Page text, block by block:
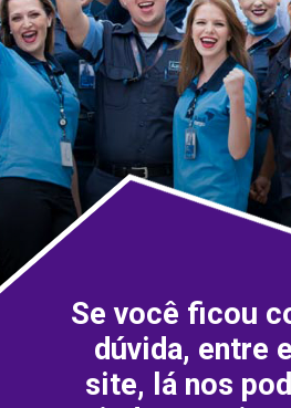
Se você ficou
dúvida, entre
site, lá nos